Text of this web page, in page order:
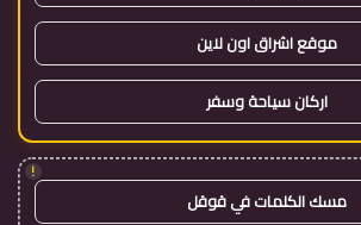
موقع اشراق اون لاين
اركان سياحة وسفر
!
مسك الكلمات في قوقل